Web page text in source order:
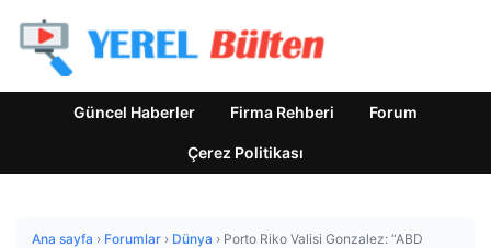
Güncel Haberler Firma Rehberi Forum
Çerez Politikası
Ana sayfa › Forumlar › Dünya › Porto Riko Valisi Gonzalez: “ABD